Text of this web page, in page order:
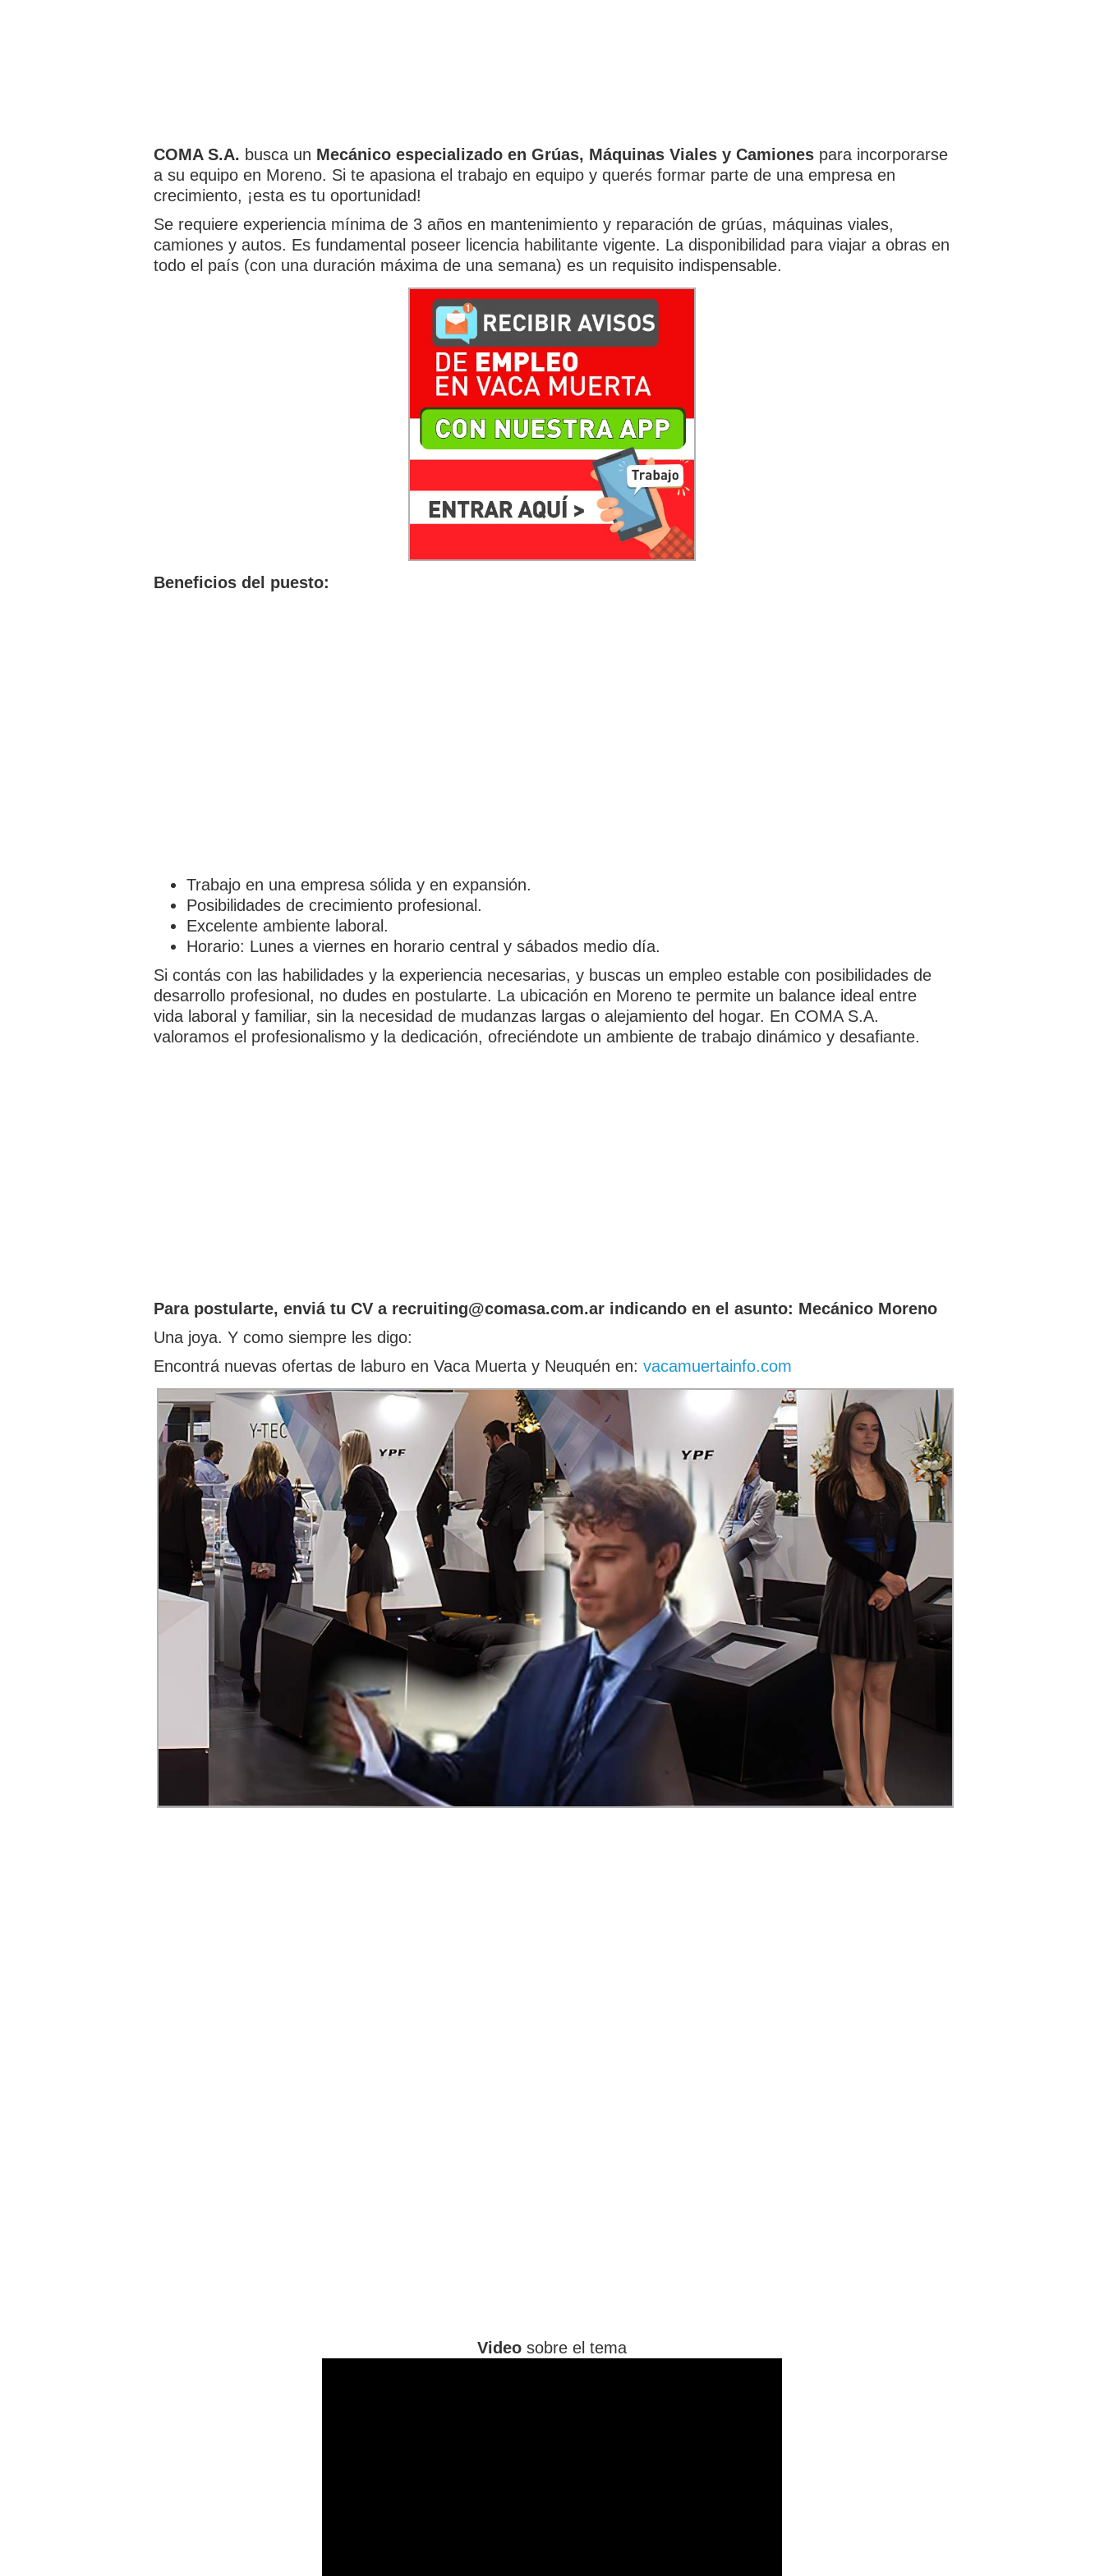
COMA S.A. busca un Mecánico especializado en Grúas, Máquinas Viales y Camiones para incorporarse
a su equipo en Moreno. Si te apasiona el trabajo en equipo y querés formar parte de una empresa en
crecimiento, ¡esta es tu oportunidad!
Se requiere experiencia mínima de 3 años en mantenimiento y reparación de grúas, máquinas viales,
camiones y autos. Es fundamental poseer licencia habilitante vigente. La disponibilidad para viajar a obras en
todo el país (con una duración máxima de una semana) es un requisito indispensable.
Beneficios del puesto:
Trabajo en una empresa sólida y en expansión.
Posibilidades de crecimiento profesional.
Excelente ambiente laboral.
Horario: Lunes a viernes en horario central y sábados medio día.
Si contás con las habilidades y la experiencia necesarias, y buscas un empleo estable con posibilidades de
desarrollo profesional, no dudes en postularte. La ubicación en Moreno te permite un balance ideal entre
vida laboral y familiar, sin la necesidad de mudanzas largas o alejamiento del hogar. En COMA S.A.
valoramos el profesionalismo y la dedicación, ofreciéndote un ambiente de trabajo dinámico y desafiante.
Para postularte, enviá tu CV a recruiting@comasa.com.ar indicando en el asunto: Mecánico Moreno
Una joya. Y como siempre les digo:
Encontrá nuevas ofertas de laburo en Vaca Muerta y Neuquén en: vacamuertainfo.com
Video sobre el tema